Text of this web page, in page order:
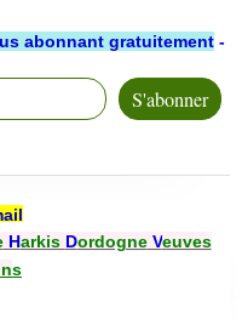
abonnant gratuitement -
Harkis DordogneVeuves
s